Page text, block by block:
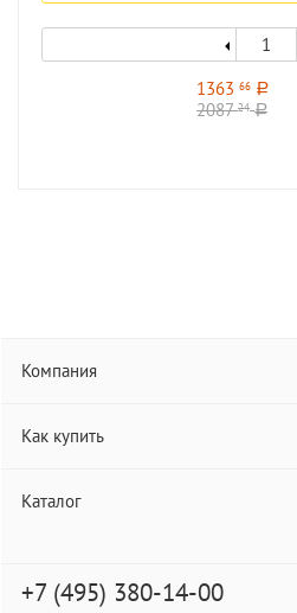
1363 66 a
208724 a
Компания
Как купить
Каталог
+7 (495) 380-14-00